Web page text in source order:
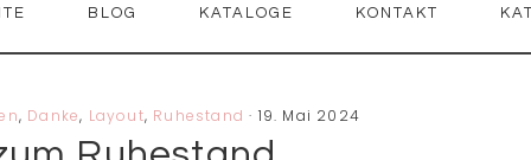
BLOG KATALOGE KONTAKT
, Danke, Layout, Ruhestand · 19. Mai 2024